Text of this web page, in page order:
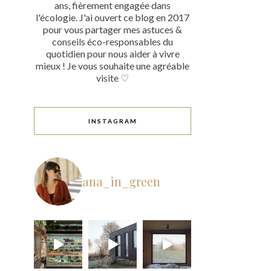
ans, fièrement engagée dans
l'écologie. J'ai ouvert ce blog en 2017
pour vous partager mes astuces &
conseils éco-responsables du
quotidien pour nous aider à vivre
mieux ! Je vous souhaite une agréable
visite ♡
INSTAGRAM
ana_in_green